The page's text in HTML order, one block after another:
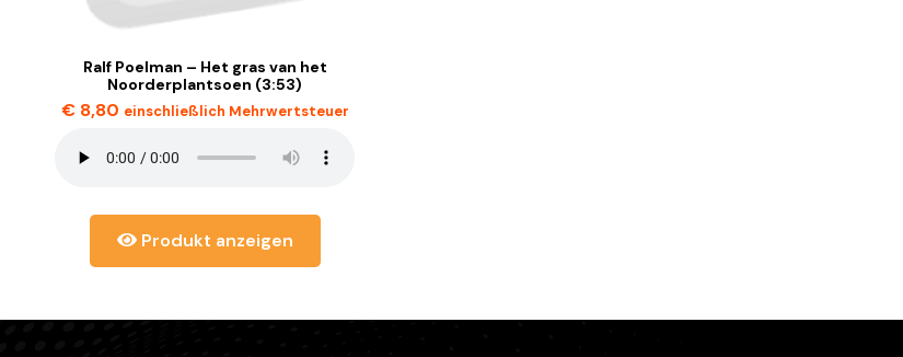
Ralf Poelman – Het gras van het
Noorderplantsoen (3:53)
€8,80 einschließlich Mehrwertsteuer
Produkt anzeigen